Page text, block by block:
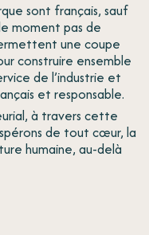
sont français, sauf
moment pas de
une coupe
construire ensemble
de l’industrie et
et responsable.
à travers cette
de tout cœur, la
humaine, au-delà